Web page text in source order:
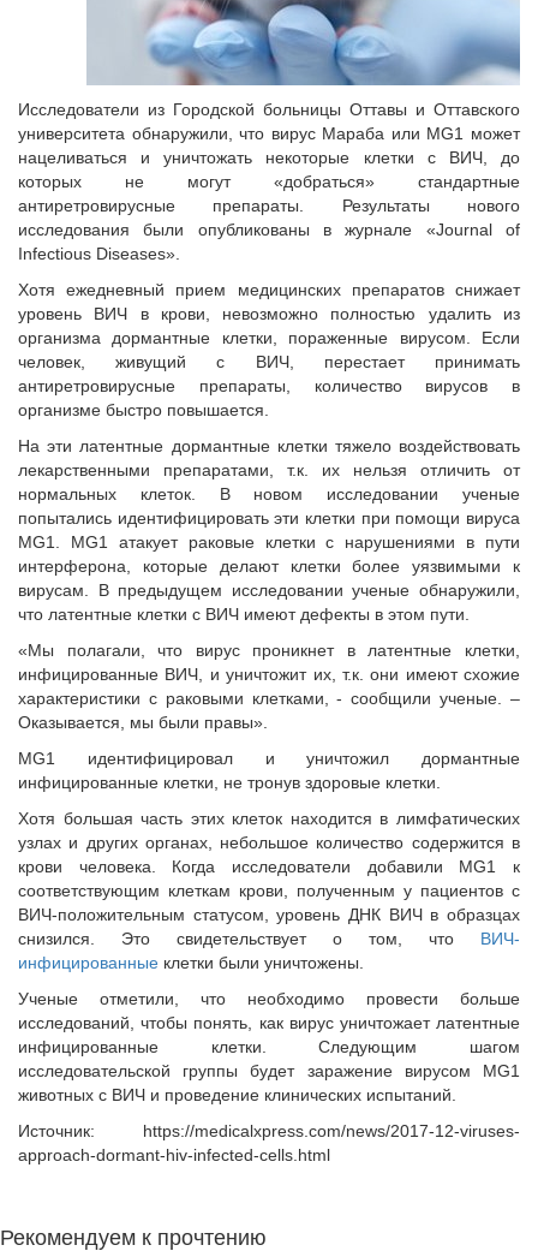
Исследователи из Городской больницы Оттавы и Оттавского
университета обнаружили, что вирус Мараба или MG1 может
нацеливаться и уничтожать некоторые клетки с ВИЧ, до
которых не могут «добраться» стандартные
антиретровирусные препараты. Результаты нового
исследования были опубликованы в журнале «Journal of
Infectious Diseases».
Хотя ежедневный прием медицинских препаратов снижает
уровень ВИЧ в крови, невозможно полностью удалить из
организма дормантные клетки, пораженные вирусом. Если
человек, живущий с ВИЧ, перестает принимать
антиретровирусные препараты, количество вирусов в
организме быстро повышается.
На эти латентные дормантные клетки тяжело воздействовать
лекарственными препаратами, т.к. их нельзя отличить от
нормальных клеток. В новом исследовании ученые
попытались идентифицировать эти клетки при помощи вируса
MG1. MG1 атакует раковые клетки с нарушениями в пути
интерферона, которые делают клетки более уязвимыми к
вирусам. В предыдущем исследовании ученые обнаружили,
что латентные клетки с ВИЧ имеют дефекты в этом пути.
«Мы полагали, что вирус проникнет в латентные клетки,
инфицированные ВИЧ, и уничтожит их, т.к. они имеют схожие
характеристики с раковыми клетками, - сообщили ученые. –
Оказывается, мы были правы».
MG1 идентифицировал и уничтожил дормантные
инфицированные клетки, не тронув здоровые клетки.
Хотя большая часть этих клеток находится в лимфатических
узлах и других органах, небольшое количество содержится в
крови человека. Когда исследователи добавили MG1 к
соответствующим клеткам крови, полученным у пациентов с
ВИЧ-положительным статусом, уровень ДНК ВИЧ в образцах
снизился. Это свидетельствует о том, что ВИЧ-
инфицированные клетки были уничтожены.
Ученые отметили, что необходимо провести больше
исследований, чтобы понять, как вирус уничтожает латентные
инфицированные клетки. Следующим шагом
исследовательской группы будет заражение вирусом MG1
животных с ВИЧ и проведение клинических испытаний.
Источник: https://medicalxpress.com/news/2017-12-viruses-
approach-dormant-hiv-infected-cells.html
Рекомендуем к прочтению